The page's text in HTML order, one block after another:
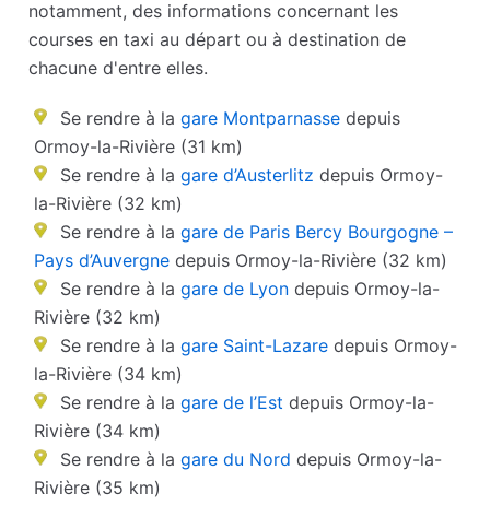
notamment, des informations concernant les
courses en taxi au départ ou à destination de
chacune d'entre elles.
Se rendre à la gare Montparnasse depuis
Ormoy-la-Rivière (31 km)
Se rendre à la gare d’Austerlitz depuis Ormoy-
la-Rivière (32 km)
Se rendre à la gare de Paris Bercy Bourgogne –
Pays d’Auvergne depuis Ormoy-la-Rivière (32 km)
Se rendre à la gare de Lyon depuis Ormoy-la-
Rivière (32 km)
Se rendre à la gare Saint-Lazare depuis Ormoy-
la-Rivière (34 km)
Se rendre à la gare de l’Est depuis Ormoy-la-
Rivière (34 km)
Se rendre à la gare du Nord depuis Ormoy-la-
Rivière (35 km)